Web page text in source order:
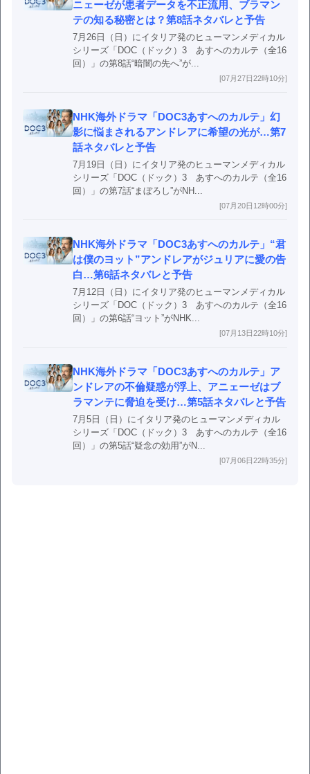
ニェーゼが患者データを不正流用、ブラマン
テの知る秘密とは？第8話ネタバレと予告
7月26日（日）にイタリア発のヒューマンメディカル
シリーズ「DOC（ドック）3 あすへのカルテ（全16
回）」の第8話“暗闇の先へ”が...
[07月27日22時10分]
NHK海外ドラマ「DOC3あすへのカルテ」幻
影に悩まされるアンドレアに希望の光が…第7
話ネタバレと予告
7月19日（日）にイタリア発のヒューマンメディカル
シリーズ「DOC（ドック）3 あすへのカルテ（全16
回）」の第7話“まぼろし”がNH...
[07月20日12時00分]
NHK海外ドラマ「DOC3あすへのカルテ」“君
は僕のヨット”アンドレアがジュリアに愛の告
白…第6話ネタバレと予告
7月12日（日）にイタリア発のヒューマンメディカル
シリーズ「DOC（ドック）3 あすへのカルテ（全16
回）」の第6話“ヨット”がNHK...
[07月13日22時10分]
NHK海外ドラマ「DOC3あすへのカルテ」ア
ンドレアの不倫疑惑が浮上、アニェーゼはブ
ラマンテに脅迫を受け…第5話ネタバレと予告
7月5日（日）にイタリア発のヒューマンメディカル
シリーズ「DOC（ドック）3 あすへのカルテ（全16
回）」の第5話“疑念の効用”がN...
[07月06日22時35分]